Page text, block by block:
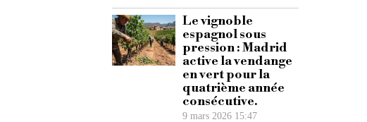
Le vignoble
espagnol sous
pression : Madrid
active la vendange
en vert pour la
quatrième année
consécutive.
9 mars 2026 15:47